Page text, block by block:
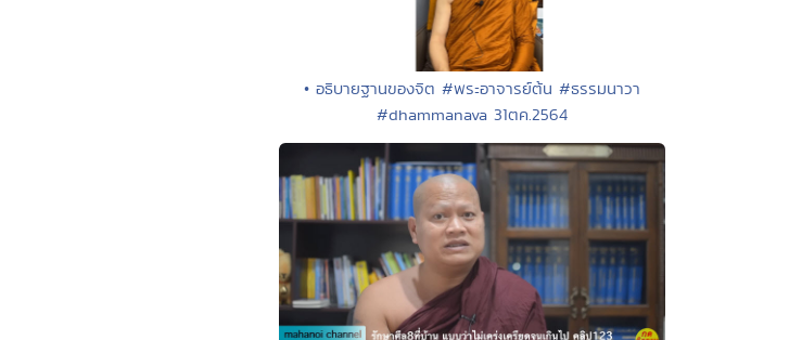
• อธิบายฐานของจิต #พระอาจารย์ต้น #ธรรมนาวา
#dhammanava 31ตค.2564